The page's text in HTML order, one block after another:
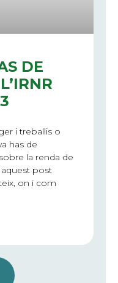
DE
i treballis o
has de
la renda de
aquest post
on i com